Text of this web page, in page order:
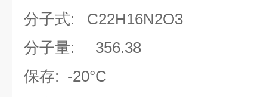
分子式:
C22H16N2O3
分子量:
356.38
保存: -20°C